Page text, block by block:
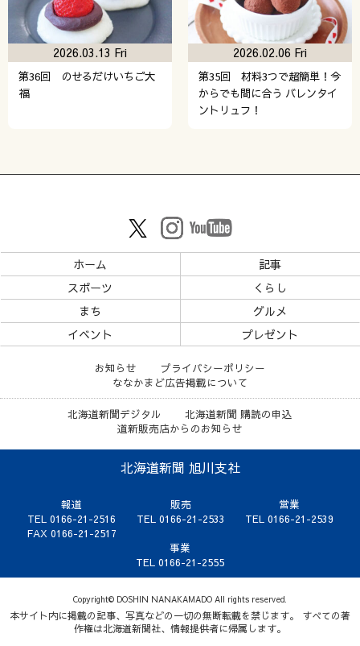
第36回 のせるだけいちご大
福
2026.03.13 Fri
第35回 材料3つで超簡単！今
からでも間に合う バレンタイ
ントリュフ！
2026.02.06 Fri
ホーム
記事
スポーツ
くらし
まち
グルメ
イベント
プレゼント
お知らせ
プライバシーポリシー
ななかまど広告掲載について
北海道新聞デジタル
北海道新聞 購読の申込
道新販売店からのお知らせ
北海道新聞 旭川支社
報道
TEL 0166-21-2516
FAX 0166-21-2517
販売
TEL 0166-21-2533
営業
TEL 0166-21-2539
事業
TEL 0166-21-2555
Copyright© DOSHIN NANAKAMADO All rights reserved.
本サイト内に掲載の記事、写真などの一切の無断転載を禁じます。 すべての著
作権は北海道新聞社、情報提供者に帰属します。